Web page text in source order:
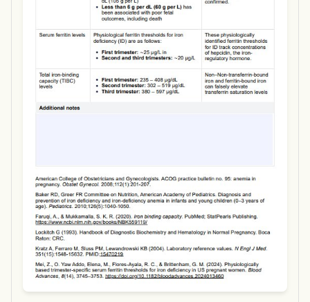
Use Template